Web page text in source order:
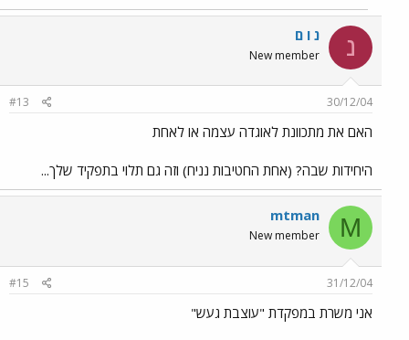
נ נ ו ם
New member
30/12/04
#13
האם את מתכוונת לאוגדה עצמה או לאחת
היחידות שבה? (אחת החטיבות נניח) וזה גם תלוי בתפקיד שלך...
M
mtman
New member
31/12/04
#15
אני משרת במפקדת "עוצבת געש"